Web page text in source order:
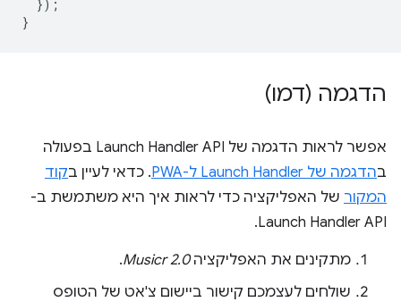
});
}
הדגמה (דמו)
אפשר לראות הדגמה של Launch Handler API בפעולה
בהדגמה של Launch Handler ל-PWA . כדאי לעיין בקוד
המקור של האפליקציה כדי לראות איך היא משתמשת ב-
Launch Handler API.
מתקינים את האפליקציהMusicr 2.0
.
שולחים לעצמכם קישור ביישום צ'אט של הטופס